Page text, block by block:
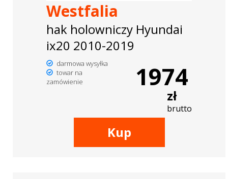
Westfalia
hak holowniczy Hyundai
ix20 2010-2019
darmowa wysyłka
towar na
zamówienie
1974
zł
brutto
Kup